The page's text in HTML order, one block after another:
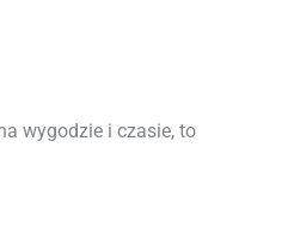
wygodzie i czasie, to